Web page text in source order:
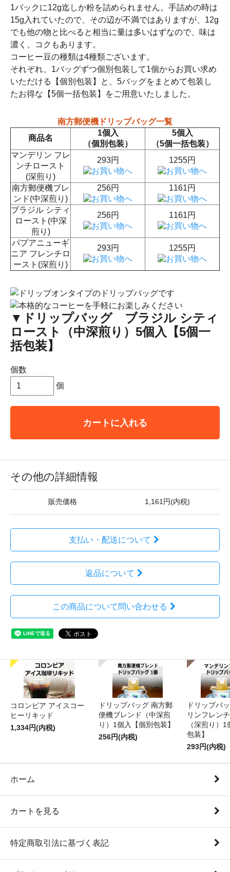
1バックに12g迄しか粉を詰められません。手詰めの時は
15g入れていたので、その辺が不満ではありますが、12g
でも他の物と比べると相当に量は多いはずなので、味は
濃く、コクもあります。
コーヒー豆の種類は4種類ございます。
それぞれ、1バッグずつ個別包装して1個からお買い求め
いただける【個別包装】と、5バッグをまとめて包装し
たお得な【5個一括包装】をご用意いたしました。
南方郵便機ドリップバッグ一覧
商品名
1個入
（個別包装）
5個入
（5個一括包装）
マンデリン フレ
ンチロースト
(深煎り)
293円 1255円
南方郵便機ブレ
ンド(中深煎り)
256円 1161円
ブラジル シティ
ロースト(中深
煎り)
256円 1161円
パプアニューギ
ニア フレンチロ
ースト(深煎り)
293円 1255円
▼ドリップバッグ ブラジル シティ
ロースト（中深煎り）5個入【5個一
括包装】
個数
個
カートに入れる
その他の詳細情報
販売価格 1,161円(内税)
支払い・配送について
返品について
この商品について問い合わせる
コロンビア アイスコー
ヒーリキッド
1,334円(内税)
ドリップバッグ 南方郵
便機ブレンド（中深煎
り）1個入【個別包装】
256円(内税)
ドリップバ
リンフレン
（深煎り）
包装】
293円(内税)
ホーム
カートを見る
特定商取引法に基づく表記